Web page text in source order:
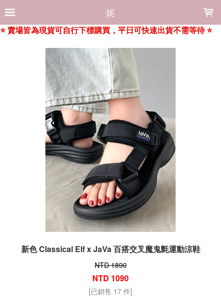
妮
新色 Classical Elf x JaVa 百搭交叉魔鬼氈運動涼鞋
NTD 1890
NTD 1090
[已銷售 17 件]